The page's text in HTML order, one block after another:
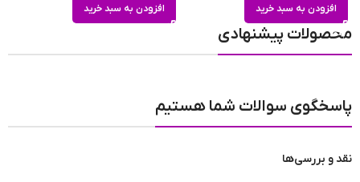
تعداد موتور
مبدا برند ساعت
افزودن به سبد خرید افزودن به سبد خرید
محصولات پیشنهادی
پاسخگوی سوالات شما هستیم
نقد و بررسی‌ها